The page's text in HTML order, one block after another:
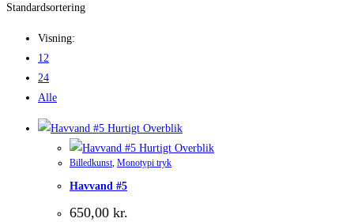
Standardsortering
Visning:
12
24
Alle
Hurtigt Overblik
Hurtigt Overblik
Billedkunst, Monotypi tryk
Havvand #5
650,00 kr.